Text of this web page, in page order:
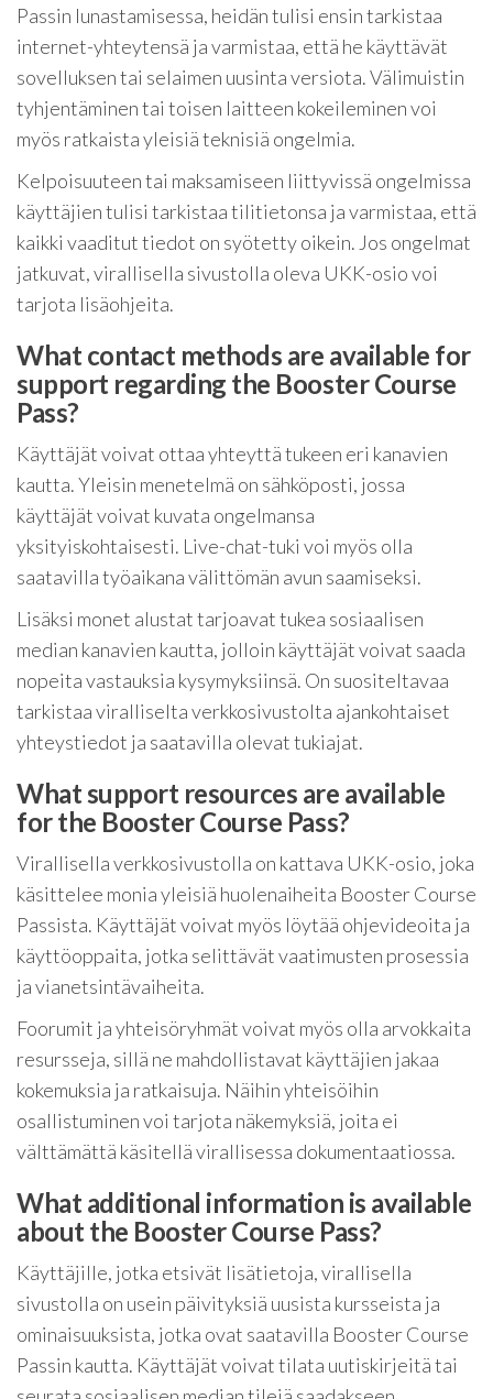
Passin lunastamisessa, heidän tulisi ensin tarkistaa
internet-yhteytensä ja varmistaa, että he käyttävät
sovelluksen tai selaimen uusinta versiota. Välimuistin
tyhjentäminen tai toisen laitteen kokeileminen voi
myös ratkaista yleisiä teknisiä ongelmia.
Kelpoisuuteen tai maksamiseen liittyvissä ongelmissa
käyttäjien tulisi tarkistaa tilitietonsa ja varmistaa, että
kaikki vaaditut tiedot on syötetty oikein. Jos ongelmat
jatkuvat, virallisella sivustolla oleva UKK-osio voi
tarjota lisäohjeita.
What contact methods are available for
support regarding the Booster Course
Pass?
Käyttäjät voivat ottaa yhteyttä tukeen eri kanavien
kautta. Yleisin menetelmä on sähköposti, jossa
käyttäjät voivat kuvata ongelmansa
yksityiskohtaisesti. Live-chat-tuki voi myös olla
saatavilla työaikana välittömän avun saamiseksi.
Lisäksi monet alustat tarjoavat tukea sosiaalisen
median kanavien kautta, jolloin käyttäjät voivat saada
nopeita vastauksia kysymyksiinsä. On suositeltavaa
tarkistaa viralliselta verkkosivustolta ajankohtaiset
yhteystiedot ja saatavilla olevat tukiajat.
What support resources are available
for the Booster Course Pass?
Virallisella verkkosivustolla on kattava UKK-osio, joka
käsittelee monia yleisiä huolenaiheita Booster Course
Passista. Käyttäjät voivat myös löytää ohjevideoita ja
käyttöoppaita, jotka selittävät vaatimusten prosessia
ja vianetsintävaiheita.
Foorumit ja yhteisöryhmät voivat myös olla arvokkaita
resursseja, sillä ne mahdollistavat käyttäjien jakaa
kokemuksia ja ratkaisuja. Näihin yhteisöihin
osallistuminen voi tarjota näkemyksiä, joita ei
välttämättä käsitellä virallisessa dokumentaatiossa.
What additional information is available
about the Booster Course Pass?
Käyttäjille, jotka etsivät lisätietoja, virallisella
sivustolla on usein päivityksiä uusista kursseista ja
ominaisuuksista, jotka ovat saatavilla Booster Course
Passin kautta. Käyttäjät voivat tilata uutiskirjeitä tai